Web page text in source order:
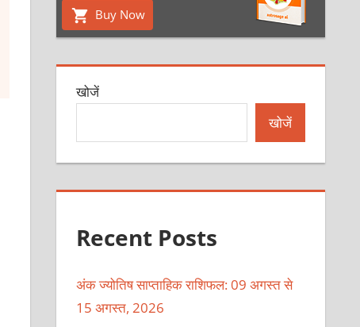
Buy Now
खोजें
खोजें
Recent Posts
अंक ज्योतिष साप्ताहिक राशिफल: 09 अगस्त से
15 अगस्त, 2026